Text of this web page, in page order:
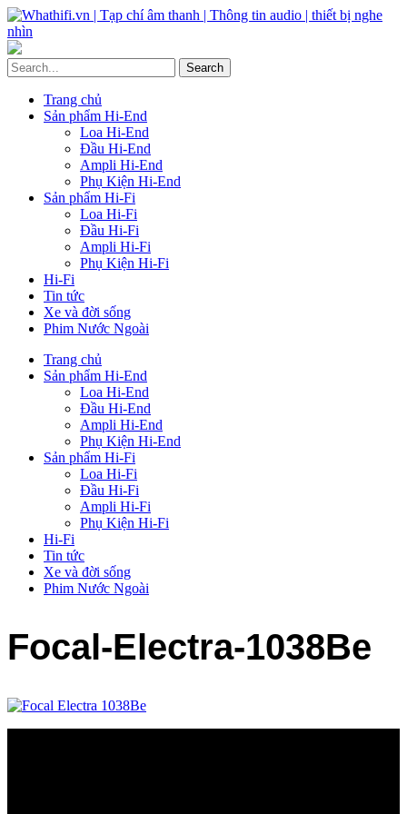
Trang chủ
Sản phẩm Hi-End
Loa Hi-End
Đầu Hi-End
Ampli Hi-End
Phụ Kiện Hi-End
Sản phẩm Hi-Fi
Loa Hi-Fi
Đầu Hi-Fi
Ampli Hi-Fi
Phụ Kiện Hi-Fi
Hi-Fi
Tin tức
Xe và đời sống
Phim Nước Ngoài
Trang chủ
Sản phẩm Hi-End
Loa Hi-End
Đầu Hi-End
Ampli Hi-End
Phụ Kiện Hi-End
Sản phẩm Hi-Fi
Loa Hi-Fi
Đầu Hi-Fi
Ampli Hi-Fi
Phụ Kiện Hi-Fi
Hi-Fi
Tin tức
Xe và đời sống
Phim Nước Ngoài
Focal-Electra-1038Be